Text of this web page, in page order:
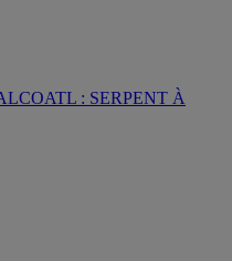
: SERPENT À